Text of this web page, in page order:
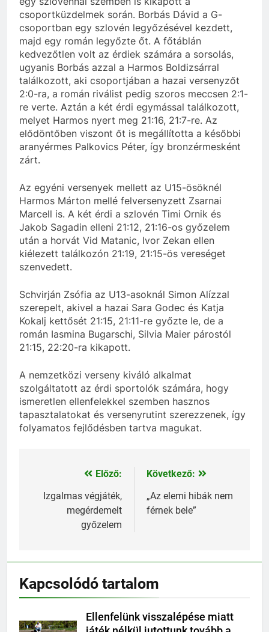
csoportküzdelmek során. Borbás Dávid a G-
csoportban egy szlovén legyőzésével kezdett,
majd egy román legyőzte őt. A főtáblán
kedvezőtlen volt az érdiek számára a sorsolás,
ugyanis Borbás azzal a Harmos Boldizsárral
találkozott, aki csoportjában a hazai versenyzőt
2:0-ra, a román riválist pedig szoros meccsen 2:1-
re verte. Aztán a két érdi egymással találkozott,
melyet Harmos nyert meg 21:16, 21:7-re. Az
elődöntőben viszont őt is megállította a későbbi
aranyérmes Palkovics Péter, így bronzérmesként
zárt.
Az egyéni versenyek mellett az U15-ösöknél
Harmos Márton mellé felversenyzett Zsarnai
Marcell is. A két érdi a szlovén Timi Ornik és
Jakob Sagadin elleni 21:12, 21:16-os győzelem
után a horvát Vid Matanic, Ivor Zekan ellen
kiélezett találkozón 21:19, 21:15-ös vereséget
szenvedett.
Schvirján Zsófia az U13-asoknál Simon Alízzal
szerepelt, akivel a hazai Sara Godec és Katja
Kokalj kettősét 21:15, 21:11-re győzte le, de a
román Iasmina Bugarschi, Silvia Maier párostól
21:15, 22:20-ra kikapott.
A nemzetközi verseny kiváló alkalmat
szolgáltatott az érdi sportolók számára, hogy
ismeretlen ellenfelekkel szemben hasznos
tapasztalatokat és versenyrutint szerezzenek, így
folyamatos fejlődésben tartva magukat.
Bejegyzés
navigáció
Előző:
Izgalmas végjáték,
megérdemelt
győzelem
Következő:
„Az elemi hibák nem
férnek bele”
Kapcsolódó tartalom
Ellenfelünk visszalépése miatt